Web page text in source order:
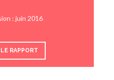
: juin 2016
RAPPORT